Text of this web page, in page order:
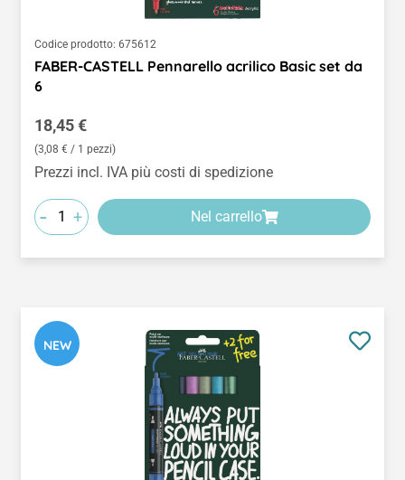
Codice prodotto: 675612
FABER-CASTELL Pennarello acrilico Basic set da
6
Prezzo normale:
18,45 €
(3,08 € / 1 pezzi)
Prezzi incl. IVA più costi di spedizione
- + Nel carrello
NEW